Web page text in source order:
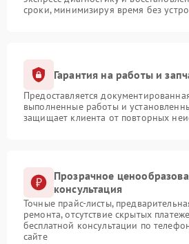
сроки, минимизируя время без
Гарантия на работы и
Предоставляется
выполненные работы и
защищает клиента от повторных
Прозрачное
консультация
Точные прайс-листы,
ремонта, отсутствие скрытых
бесплатной консультации по
сайте